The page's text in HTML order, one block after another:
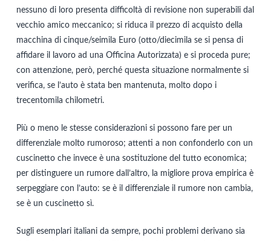
nessuno di loro presenta difficoltà di revisione non superabili dal
vecchio amico meccanico; si riduca il prezzo di acquisto della
macchina di cinque/seimila Euro (otto/diecimila se si pensa di
affidare il lavoro ad una Officina Autorizzata) e si proceda pure;
con attenzione, però, perché questa situazione normalmente si
verifica, se l’auto è stata ben mantenuta, molto dopo i
trecentomila chilometri.
Più o meno le stesse considerazioni si possono fare per un
differenziale molto rumoroso; attenti a non confonderlo con un
cuscinetto che invece è una sostituzione del tutto economica;
per distinguere un rumore dall’altro, la migliore prova empirica è
serpeggiare con l’auto: se è il differenziale il rumore non cambia,
se è un cuscinetto sì.
Sugli esemplari italiani da sempre, pochi problemi derivano sia